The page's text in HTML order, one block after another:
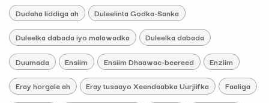
Dudaha liddiga ah Duleelinta Godka-Sanka
Duleelka dabada iyo malawadka Duleelka dabada
Duumada Ensiim Ensiim Dhaawac-beereed Enziim
Eray horgale ah Eray tusaayo Xeendaabka Uurjiifka Faaliga